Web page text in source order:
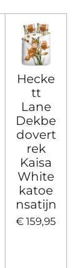
Hecke
tt
Lane
Dekbe
dovert
rek
Kaisa
White
katoe
nsatijn
€ 159,95